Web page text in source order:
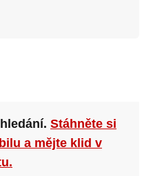
Stáhněte si
a mějte klid v